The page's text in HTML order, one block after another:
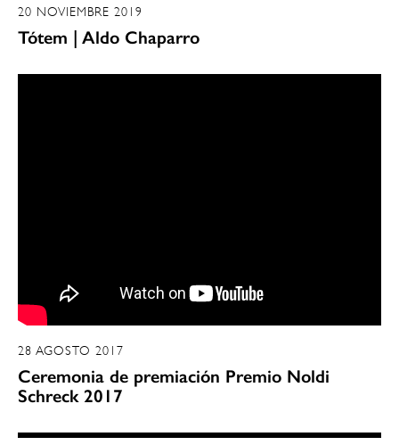
20 NOVIEMBRE 2019
Tótem | Aldo Chaparro
28 AGOSTO 2017
Ceremonia de premiación Premio Noldi
Schreck 2017